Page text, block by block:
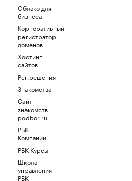
Облако для
бизнеса
Корпоративный
регистратор
доменов
Хостинг
сайтов
Рег.решения
Знакомства
Сайт
знакомств
podbor.ru
РБК
Компании
РБК Курсы
Школа
управления
РБК